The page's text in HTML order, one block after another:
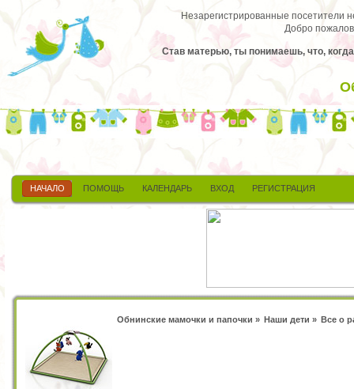
Незарегистрированные посетители
Добро
Став матерью, ты понимаешь, что,
НАЧАЛО ПОМОЩЬ КАЛЕНДАРЬ ВХОД РЕГИСТРАЦИЯ
Обнинские мамочки и папочки » Наши дети » Все о